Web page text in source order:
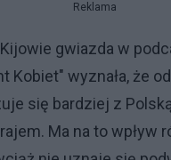
Reklama
gwiazda w
Kobiet" wyznała, że
się bardziej z
Ma na to wpływ